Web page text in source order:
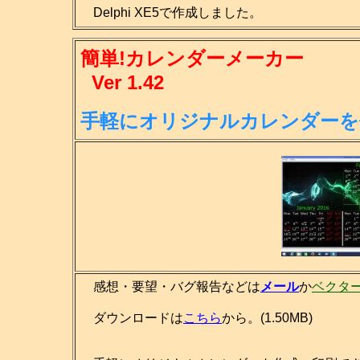
Delphi XE5で作成しました。
簡単!カレンダーメーカー
Ver 1.42
手軽にオリジナルカレンダー
感想・要望・バグ報告などは メールかベクタ
ダウンロードはこちらから。(1.50MB)